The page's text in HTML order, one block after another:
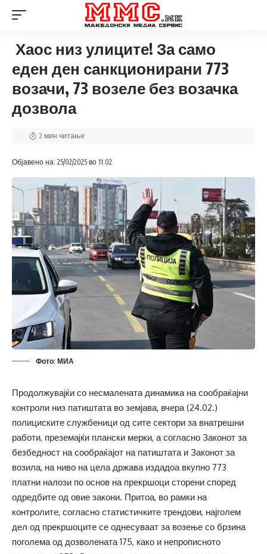
Хаос низ улиците! За само
еден ден санкционирани 773
возачи, 73 возеле без возачка
дозвола
Објавено на: 25/02/2025 во 11:02
2 мин читање
Фото: МИА
Продолжувајќи со несмалената динамика на сообраќајни
контроли низ патиштата во земјава, вчера (24.02.)
полициските службеници од сите сектори за внатрешни
работи, преземаjќи плански мерки, а согласно Законот за
безбедност на сообраќајот на патиштата и Законот за
возила, на ниво на цела држава издадоа вкупно 773
платни налози по основ на прекршоци сторени според
одредбите од овие закони. Притоа, во рамки на
контролите, согласно статистичките трендови, најголем
дел од прекршоците се однесуваат за возење со брзина
поголема од дозволената 175, како и непрописното